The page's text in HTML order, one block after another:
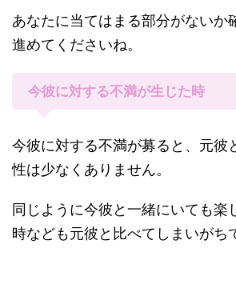
あなたに当てはまる部分がないか
進めてくださいね。
今彼に対する不満が生じた時
今彼に対する不満が募ると、元彼
性は少なくありません。
同じように今彼と一緒にいても楽
時なども元彼と比べてしまいがち